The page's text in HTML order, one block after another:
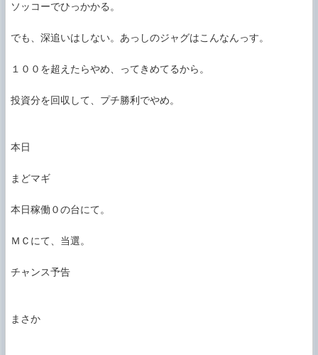
ソッコーでひっかかる。
でも、深追いはしない。あっしのジャグはこんなんっす。
１００を超えたらやめ、ってきめてるから。
投資分を回収して、プチ勝利でやめ。
本日
まどマギ
本日稼働０の台にて。
ＭＣにて、当選。
チャンス予告
まさか